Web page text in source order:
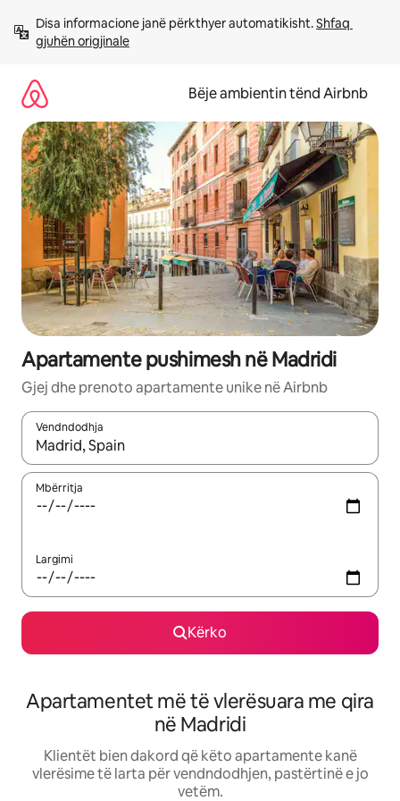
përmbajtja
Disa informacione janë përkthyer automatikisht. Shfaq
gjuhën origjinale
Bëje ambientin tënd Airbnb
Apartamente pushimesh në Madridi
Gjej dhe prenoto apartamente unike në Airbnb
Vendndodhja
Kur rezultatet të jenë të disponueshme, lëviz me butonat e
Mbërritja
Largimi
Kërko
Apartamentet më të vlerësuara me qira
në Madridi
Klientët bien dakord që këto apartamente kanë
vlerësime të larta për vendndodhjen, pastërtinë e jo
vetëm.